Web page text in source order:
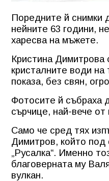
Поредните й снимки
нейните 63 години,
харесва на мъжете.
Кристина Димитрова
кристалните води на
показа, без свян,
Фотосите й събраха
сърчице, най-вече от
Само че сред тях
Димитров, който под
„Русалка“. Именно
благоверната му
вулкан.